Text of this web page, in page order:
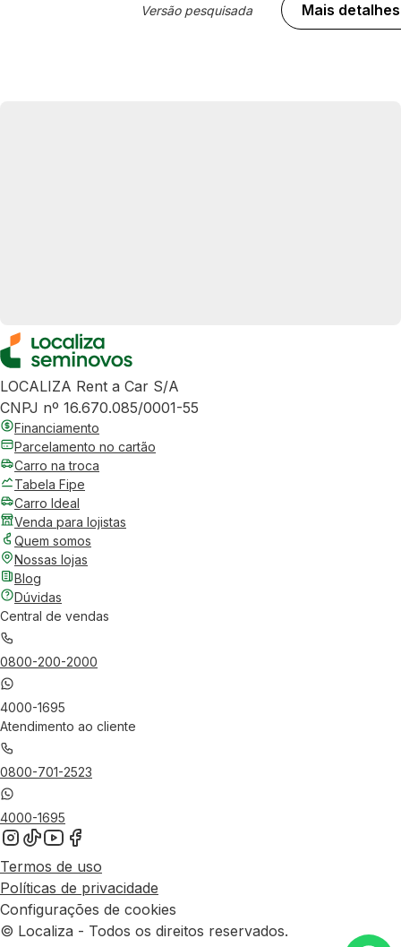
Versão pesquisada Mais detalhes
LOCALIZA Rent a Car S/A
CNPJ nº 16.670.085/0001-55
Financiamento
Parcelamento no cartão
Carro na troca
Tabela Fipe
Carro Ideal
Venda para lojistas
Quem somos
Nossas lojas
Blog
Dúvidas
Central de vendas
0800-200-2000
4000-1695
Atendimento ao cliente
0800-701-2523
4000-1695
Termos de uso
Políticas de privacidade
Configurações de cookies
© Localiza - Todos os direitos reservados.